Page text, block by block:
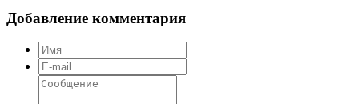
Добавление комментария